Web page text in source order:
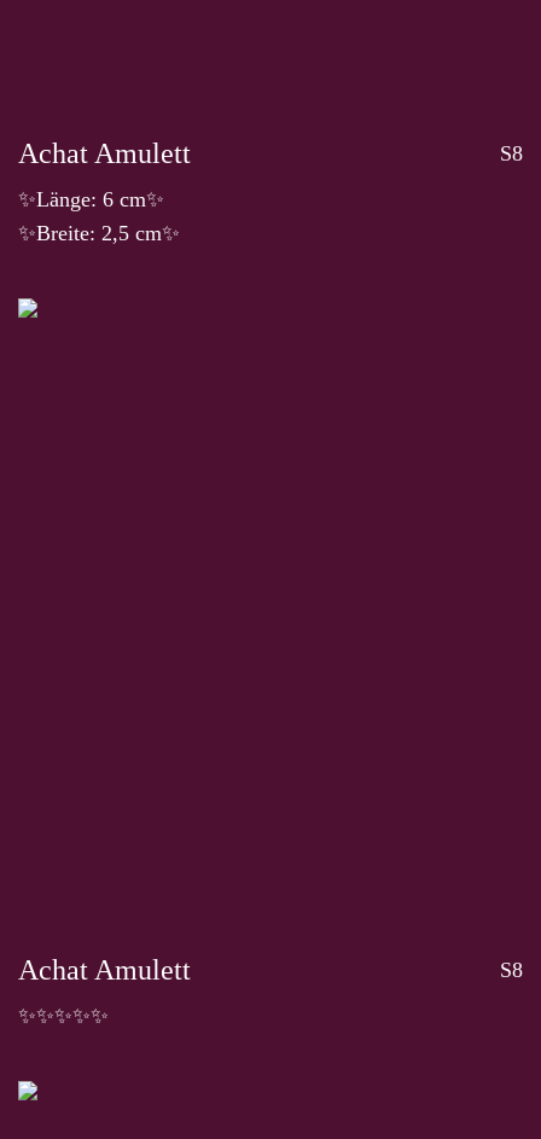
Achat Amulett
S8
✨Länge: 6 cm✨
✨Breite: 2,5 cm✨
Achat Amulett
S8
✨✨✨✨✨